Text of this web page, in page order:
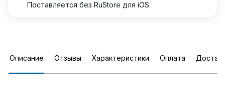
Поставляется без RuStore для iOS
Описание Отзывы Характеристики Оплата